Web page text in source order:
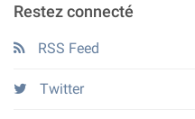
Restez connecté
RSS Feed
Twitter